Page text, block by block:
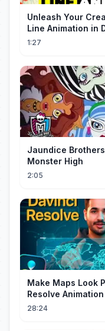
Unleash Your
Line Animation in
1:27
Jaundice Brothers
Monster High
2:05
Make Maps Look
Resolve
28:24